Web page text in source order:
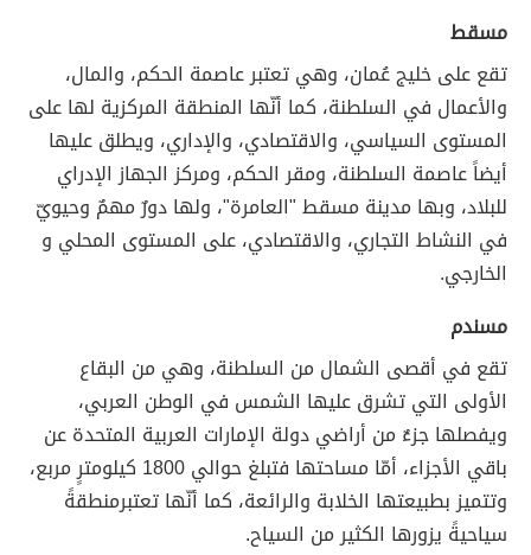
مسقط
تقع على خليج عُمان، وهي تعتبر عاصمة الحكم، والمال،
والأعمال في السلطنة، كما أنّها المنطقة المركزية لها على
المستوى السياسي، والاقتصادي، والإداري، ويطلق عليها
أيضاً عاصمة السلطنة، ومقر الحكم، ومركز الجهاز الإدراي
للبلاد، وبها مدينة مسقط "العامرة"، ولها دورٌ مهمٌ وحيويّ
في النشاط التجاري، والاقتصادي، على المستوى المحلي و
الخارجي.
مسندم
تقع في أقصى الشمال من السلطنة، وهي من البقاع
الأولى التي تشرق عليها الشمس في الوطن العربي،
ويفصلها جزءٌ من أراضي دولة الإمارات العربية المتحدة عن
باقي الأجزاء، أمّا مساحتها فتبلغ حوالي 1800 كيلومترٍ مربع،
وتتميز بطبيعتها الخلابة والرائعة، كما أنّها تعتبرمنطقةً
سياحيةً يزورها الكثير من السياح.